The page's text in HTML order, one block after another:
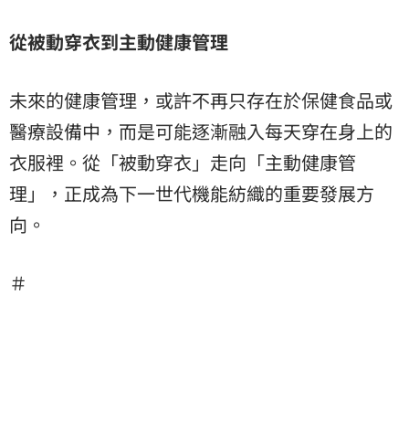
從被動穿衣到主動健康管理
未來的健康管理，或許不再只存在於保健食品或
醫療設備中，而是可能逐漸融入每天穿在身上的
衣服裡。從「被動穿衣」走向「主動健康管
理」，正成為下一世代機能紡織的重要發展方
向。
＃